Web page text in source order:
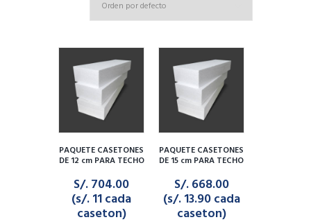
PAQUETE CASETONES
DE 12 cm PARA TECHO
S/. 704.00
(s/. 11 cada
caseton)
PAQUETE CASETONES
DE 15 cm PARA TECHO
S/. 668.00
(s/. 13.90 cada
caseton)